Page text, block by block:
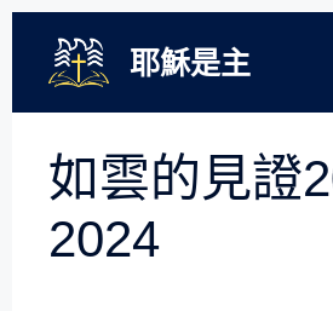
要
耶穌是主
如雲的見證
2024